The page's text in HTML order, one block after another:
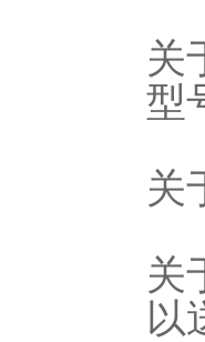
关
型
关
关
以